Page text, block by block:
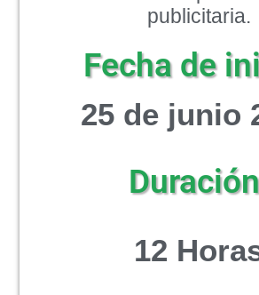
publicitaria.
Fecha de
25 de junio
12